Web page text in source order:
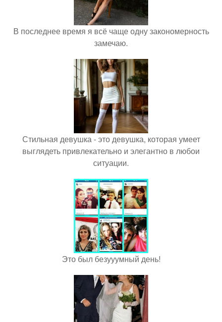
В последнее время я всё чаще одну закономерность
замечаю.
Стильная девушка - это девушка, которая умеет
выглядеть привлекательно и элегантно в любои
ситуации.
Это был безууумный день!